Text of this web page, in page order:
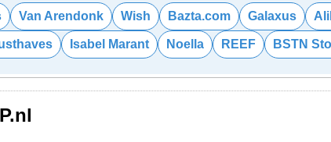
Van Arendonk Wish Bazta.com Galaxus
Isabel Marant Noella REEF BSTN